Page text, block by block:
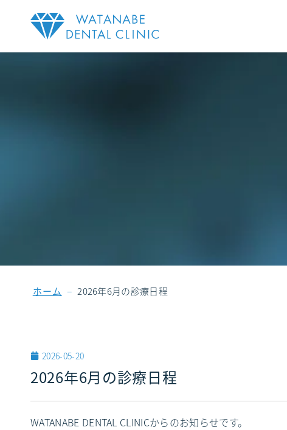
ホーム – 2026年6月の診療日程
2026-05-20
2026年6月の診療日程
WATANABE DENTAL CLINICからのお知らせです。